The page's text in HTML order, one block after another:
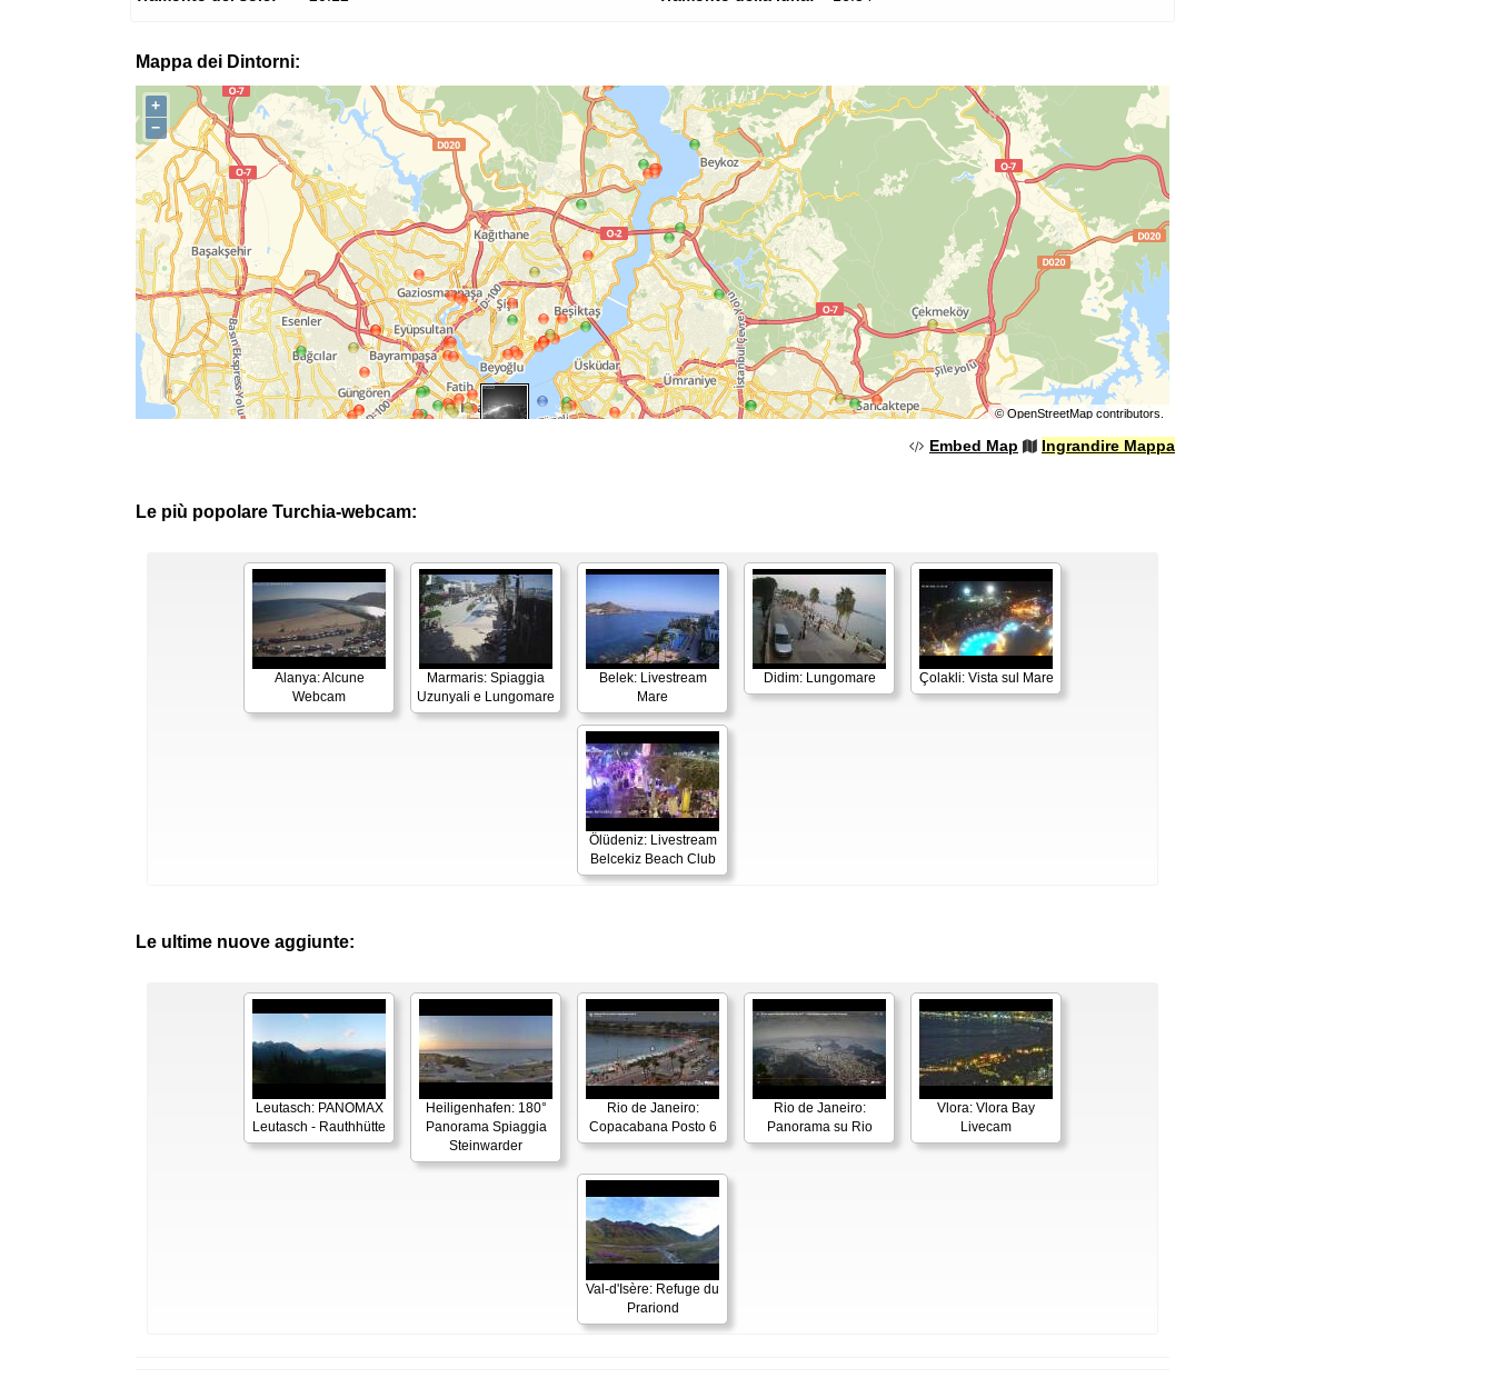
Mappa dei Dintorni:
+
−
©OpenStreetMapcontributors.
Embed Map Ingrandire Mappa
Le più popolare Turchia-webcam:
Alanya: Alcune
Webcam
Marmaris: Spiaggia
Uzunyali e Lungomare
Belek: Livestream
Mare
Didim: Lungomare Çolakli: Vista sul Mare
Ölüdeniz: Livestream
Belcekiz Beach Club
Le ultime nuove aggiunte:
Leutasch: PANOMAX
Leutasch - Rauthhütte
Heiligenhafen: 180°
Panorama Spiaggia
Steinwarder
Rio de Janeiro:
Copacabana Posto 6
Rio de Janeiro:
Panorama su Rio
Vlora: Vlora Bay
Livecam
Val-d'Isère: Refuge du
Prariond